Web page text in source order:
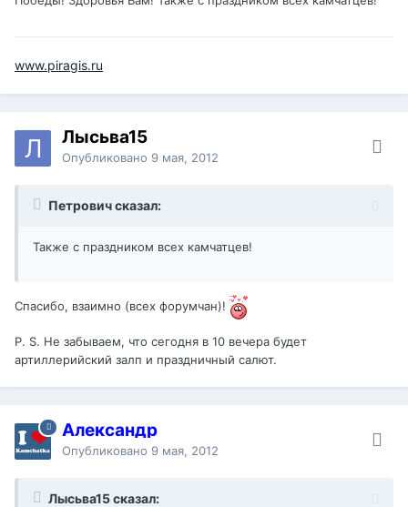
www.piragis.ru
Лысьва15
Опубликовано 9 мая, 2012
Петрович сказал:
Также с праздником всех камчатцев!
Спасибо, взаимно (всех форумчан)!
P. S. Не забываем, что сегодня в 10 вечера будет
артиллерийский залп и праздничный салют.
Александр
Опубликовано 9 мая, 2012
Лысьва15 сказал: